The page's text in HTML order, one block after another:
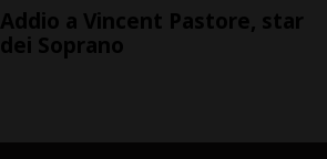
Addio a Vincent Pastore, star
dei Soprano